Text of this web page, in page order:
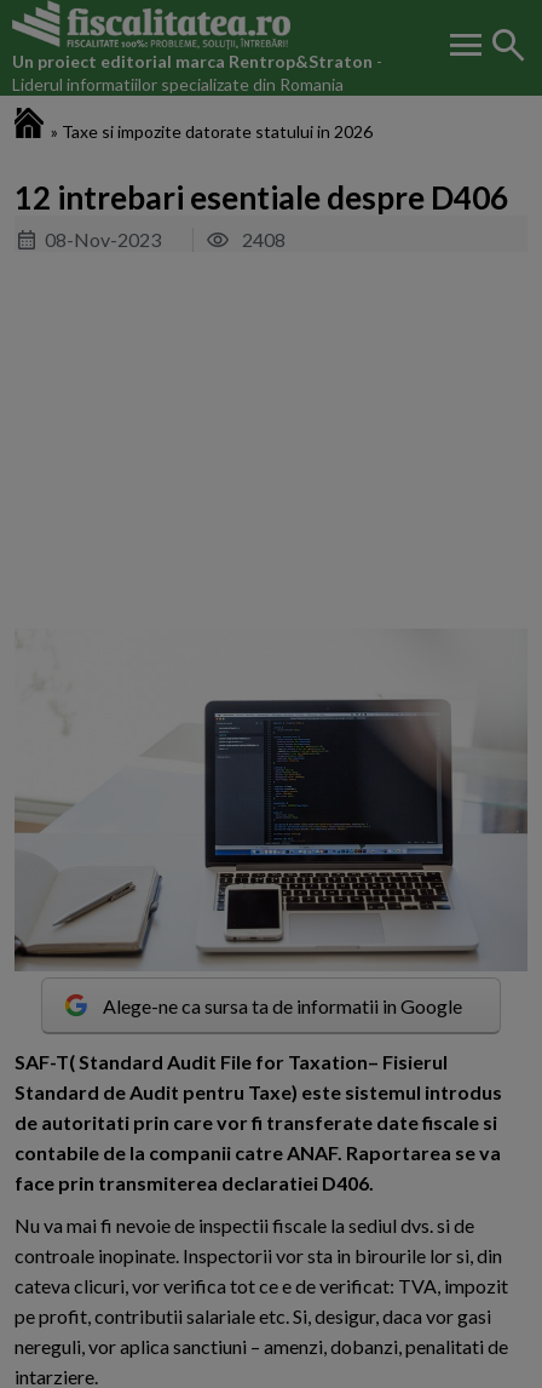
Un proiect editorial marca Rentrop&Straton -
Liderul informatiilor specializate din Romania
menu search
» Taxe si impozite datorate statului in 2026
12 intrebari esentiale despre D406
08-Nov-2023 2408
Alege-ne ca sursa ta de informatii in Google
SAF-T( Standard Audit File for Taxation– Fisierul
Standard de Audit pentru Taxe) este sistemul introdus
de autoritati prin care vor fi transferate date fiscale si
contabile de la companii catre ANAF. Raportarea se va
face prin transmiterea declaratiei D406.
Nu va mai fi nevoie de inspectii fiscale la sediul dvs. si de
controale inopinate. Inspectorii vor sta in birourile lor si, din
cateva clicuri, vor verifica tot ce e de verificat: TVA, impozit
pe profit, contributii salariale etc. Si, desigur, daca vor gasi
nereguli, vor aplica sanctiuni – amenzi, dobanzi, penalitati de
intarziere.